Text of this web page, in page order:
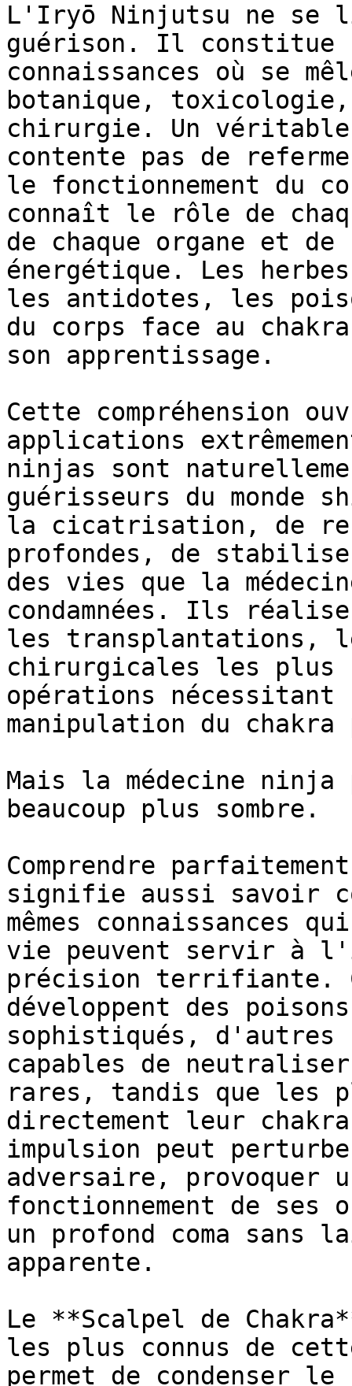
L'Iryō Ninjutsu ne se
guérison. Il constitue
connaissances où se
botanique, toxicologie,
chirurgie. Un véritable
contente pas de
le fonctionnement du
connaît le rôle de
de chaque organe et
énergétique. Les
les antidotes, les
du corps face au
son apprentissage.
Cette compréhension
applications
ninjas sont
guérisseurs du monde
la cicatrisation, de
profondes, de
des vies que la
condamnées. Ils
les transplantations,
chirurgicales les plus
opérations
manipulation du
Mais la médecine ninja
beaucoup plus sombre.
Comprendre
signifie aussi savoir
mêmes connaissances
vie peuvent servir à
précision terrifiante.
développent des
sophistiqués, d'autres
capables de
rares, tandis que les
directement leur chakra
impulsion peut
adversaire, provoquer
fonctionnement de ses
un profond coma sans
apparente.
Le **Scalpel de
les plus connus de
permet de condenser